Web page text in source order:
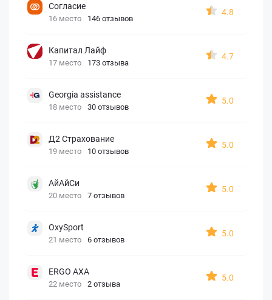
Согласие
16 место 146 отзывов
4.8
Капитал Лайф
17 место 173 отзыва
4.7
Georgia assistance
18 место 30 отзывов
5.0
Д2 Страхование
19 место 10 отзывов
5.0
АйАйСи
20 место 7 отзывов
5.0
OxySport
21 место 6 отзывов
5.0
ERGO AXA
22 место 2 отзыва
5.0